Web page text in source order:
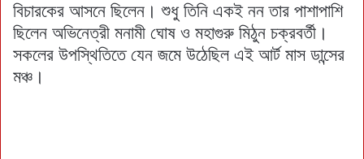
বিচারকের আসনে ছিলেন। শুধু তিনি একই নন তার পাশাপাশি
ছিলেন অভিনেত্রী মনামী ঘোষ ও মহাগুরু মিঠুন চক্রবর্তী।
সকলের উপস্থিতিতে যেন জমে উঠেছিল এই আর্ট মাস ডান্সের
মঞ্চ।